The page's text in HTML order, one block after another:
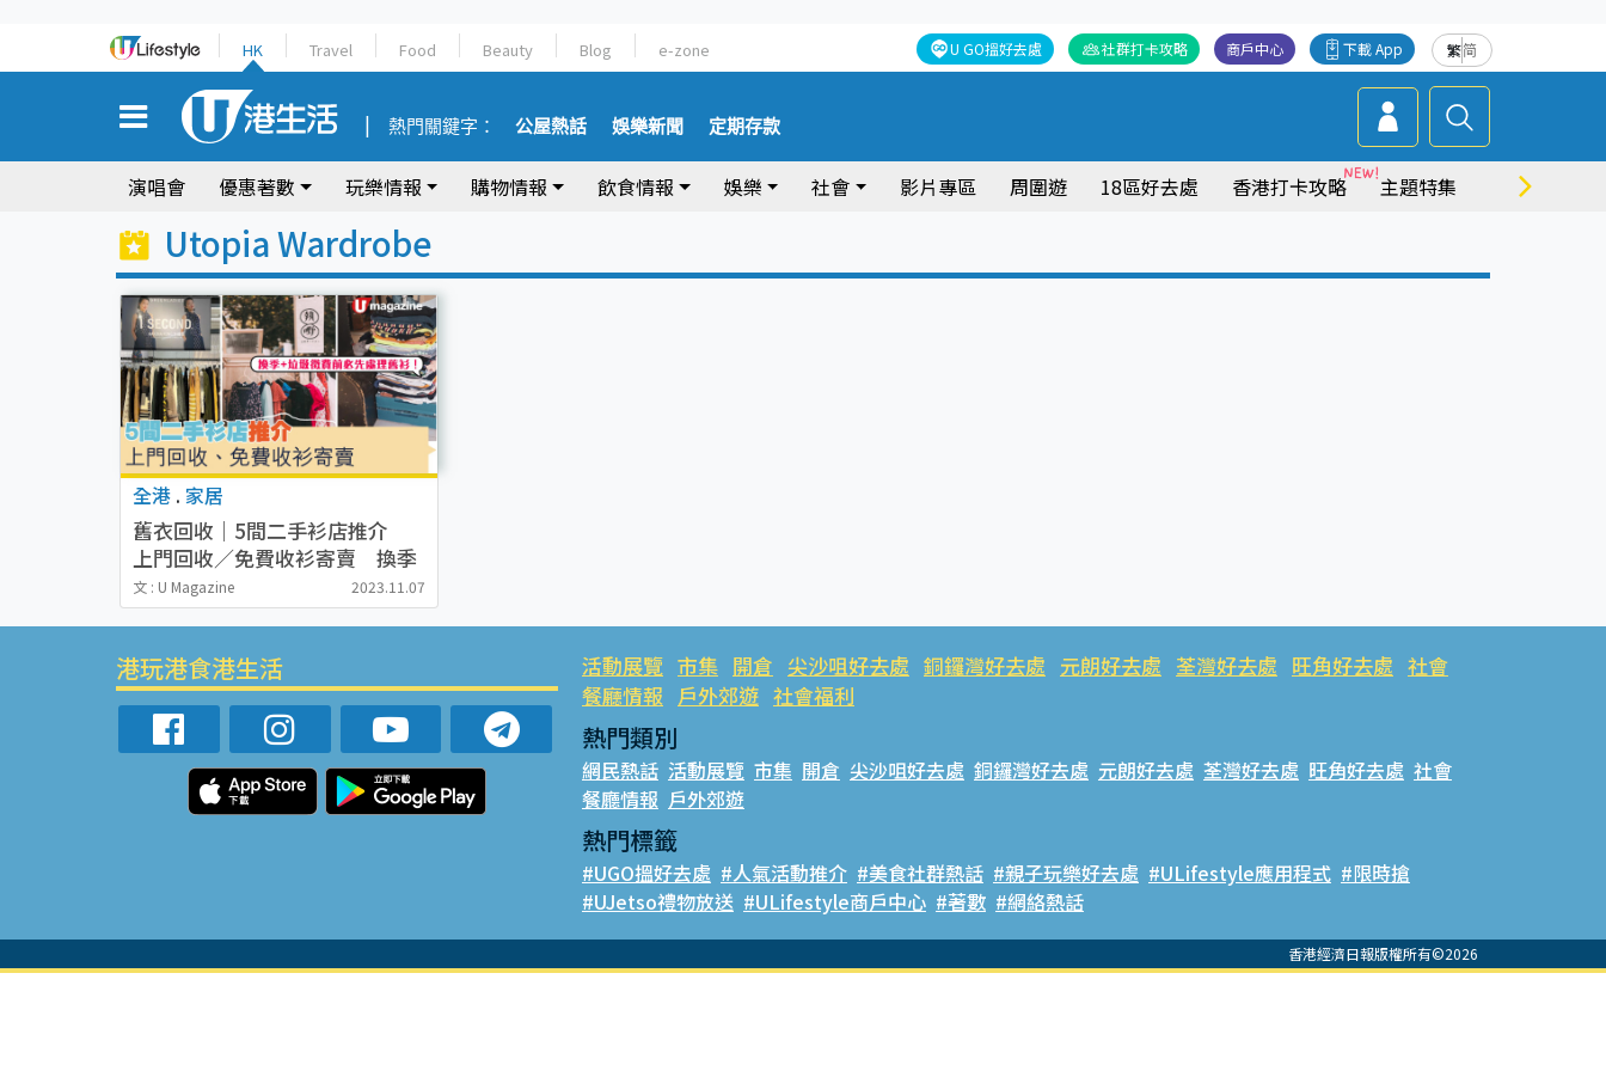
HK Travel Food Beauty Blog e-zone 繁简
下載 App
商戶中心
社群打卡攻略
U GO搵好去處
熱門關鍵字： 公屋熱話 娛樂新聞 定期存款
演唱會 優惠著數 玩樂情報 購物情報 飲食情報 娛樂 社會 影片專區 周圍遊 18區好去處 香港打卡攻略 主題特集 商場情報
Utopia Wardrobe
全港 . 家居
舊衣回收｜5間二手衫店推介
上門回收／免費收衫寄賣 換季
／垃圾徵費前必先處理舊衫！
文 : U Magazine 2023.11.07
港玩港食港生活 活動展覽 市集 開倉 尖沙咀好去處 銅鑼灣好去處 元朗好去處 荃灣好去處 旺角好去處 社會
餐廳情報 戶外郊遊 社會福利
熱門類別
網民熱話 活動展覽 市集 開倉 尖沙咀好去處 銅鑼灣好去處 元朗好去處 荃灣好去處 旺角好去處 社會
餐廳情報 戶外郊遊
熱門標籤
#UGO搵好去處 #人氣活動推介 #美食社群熱話 #親子玩樂好去處 #ULifestyle應用程式 #限時搶
#UJetso禮物放送 #ULifestyle商戶中心 #著數 #網絡熱話
香港經濟日報版權所有©2026